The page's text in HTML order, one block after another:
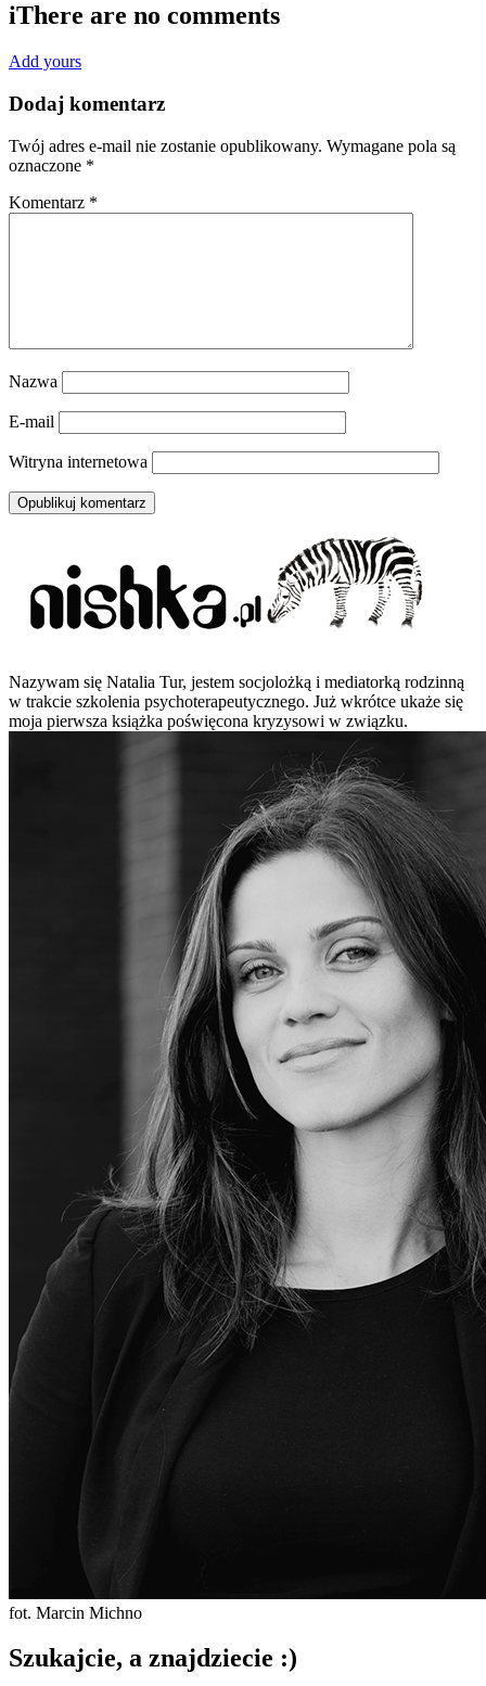
iThere are no comments
Add yours
Dodaj komentarz
Twój adres e-mail nie zostanie opublikowany. Wymagane pola są
oznaczone *
Komentarz *
Nazwa
E-mail
Witryna internetowa
Nazywam się Natalia Tur, jestem socjolożką i mediatorką rodzinną
w trakcie szkolenia psychoterapeutycznego. Już wkrótce ukaże się
moja pierwsza książka poświęcona kryzysowi w związku.
fot. Marcin Michno
Szukajcie, a znajdziecie :)